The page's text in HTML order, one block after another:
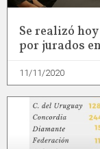
Se realizó
por jurados
11/11/2020